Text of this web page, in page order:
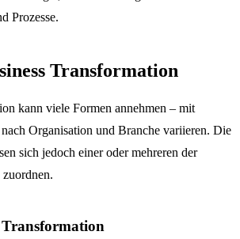
Prozesse.
Transformation
kann viele Formen annehmen – mit
Organisation und Branche variieren. Die
sich jedoch einer oder mehreren der
Transformation